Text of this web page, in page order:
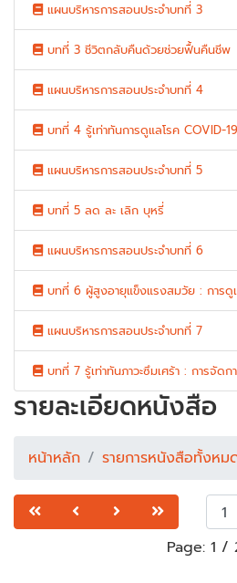
แผนบริหารการสอนประจำบทที่ 3
บทที่ 3 ชีวิตกลับคืนด้วยช่วยฟื้นคืนชีพ
แผนบริหารการสอนประจำบทที่ 4
บทที่ 4 รู้เท่าทันการดูแลโรค COVID-19
แผนบริหารการสอนประจำบทที่ 5
บทที่ 5 ลด ละ เลิก บุหรี่
แผนบริหารการสอนประจำบทที่ 6
บทที่ 6 ผู้สูงอายุแข็งแรงสมวัย : การดู
แผนบริหารการสอนประจำบทที่ 7
บทที่ 7 รู้เท่าทันภาวะซึมเศร้า : การจัดก
รายละเอียดหนังสือ
หน้าหลัก รายการหนังสือทั้งหม
Page: 1 /